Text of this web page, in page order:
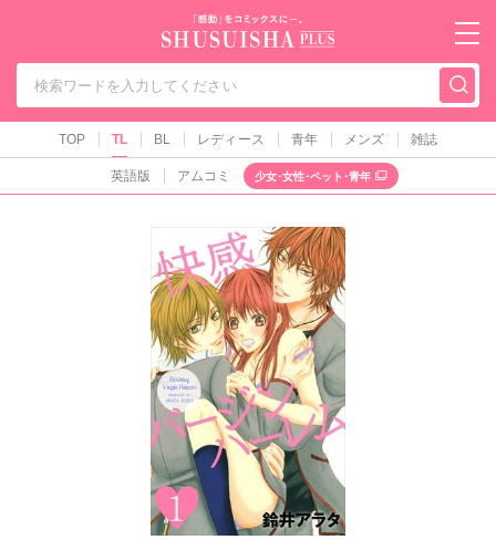
秋水社PLUS（テ
TOP TL BL レディース 青年 メンズ 雑誌
英語版 アムコミ 少女･女性･ペット･青年